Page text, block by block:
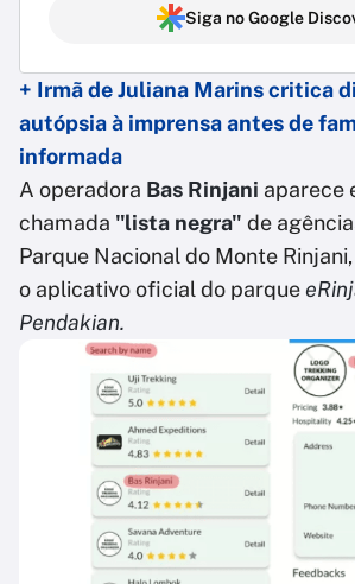
Siga no Google
+ Irmã de Juliana Marins critica
autópsia à imprensa antes de
informada
A operadora Bas Rinjani aparece
chamada "lista negra" de
Parque Nacional do Monte
o aplicativo oficial do parque
Pendakian.